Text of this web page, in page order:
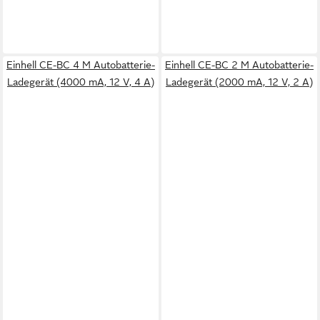
Einhell CE-BC 4 M Autobatterie-
Ladegerät (4000 mA, 12 V, 4 A)
Einhell CE-BC 2 M Autobatterie-
Ladegerät (2000 mA, 12 V, 2 A)